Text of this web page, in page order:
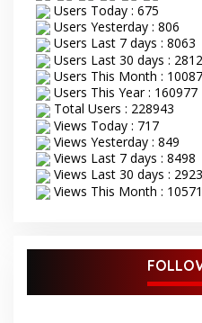
Users Today : 675
Users Yesterday : 806
Users Last 7 days : 8063
Users Last 30 days :
Users This Month : 10087
Users This Year : 160977
Total Users : 228943
Views Today : 717
Views Yesterday : 849
Views Last 7 days : 8498
Views Last 30 days :
Views This Month : 10571